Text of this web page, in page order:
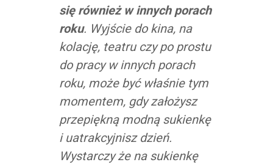
się również w innych porach
roku. Wyjście do kina, na
kolację, teatru czy po prostu
do pracy w innych porach
roku, może być właśnie tym
momentem, gdy założysz
przepiękną modną sukienkę
i uatrakcyjnisz dzień.
Wystarczy że na sukienkę